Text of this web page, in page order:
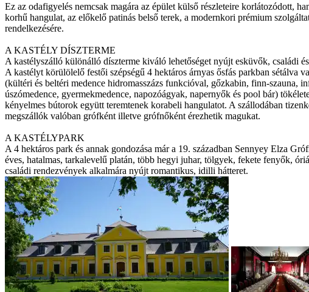
Ez az odafigyelés nemcsak magára az épület külső részleteire korlátozódott,
korhű hangulat, az előkelő patinás belső terek, a modernkori prémium
rendelkezésére.
A KASTÉLY DÍSZTERME
A kastélyszálló különálló díszterme kiváló lehetőséget nyújt esküvők, családi
A kastélyt körülölelő festői szépségű 4 hektáros árnyas ősfás parkban sétálva
(kültéri és beltéri medence hidromasszázs funkcióval, gőzkabin, finn-szauna,
úszómedence, gyermekmedence, napozóágyak, napernyők és pool bár)
kényelmes bútorok együtt teremtenek korabeli hangulatot. A szállodában
megszállók valóban grófként illetve grófnőként érezhetik magukat.
A KASTÉLYPARK
A 4 hektáros park és annak gondozása már a 19. században Sennyey Elza
éves, hatalmas, tarkalevelű platán, több hegyi juhar, tölgyek, fekete fenyők,
családi rendezvények alkalmára nyújt romantikus, idilli hátteret.